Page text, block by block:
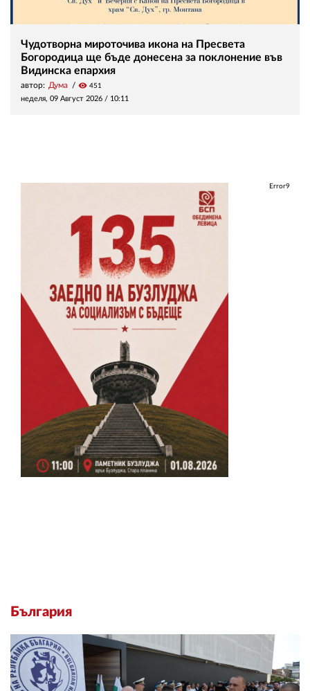
Чудотворна мироточива икона на Пресвета
Богородица ще бъде донесена за поклонение във
Видинска епархия
автор: Дума visibility 451
неделя, 09 Август 2026 / 10:11
Error9
България